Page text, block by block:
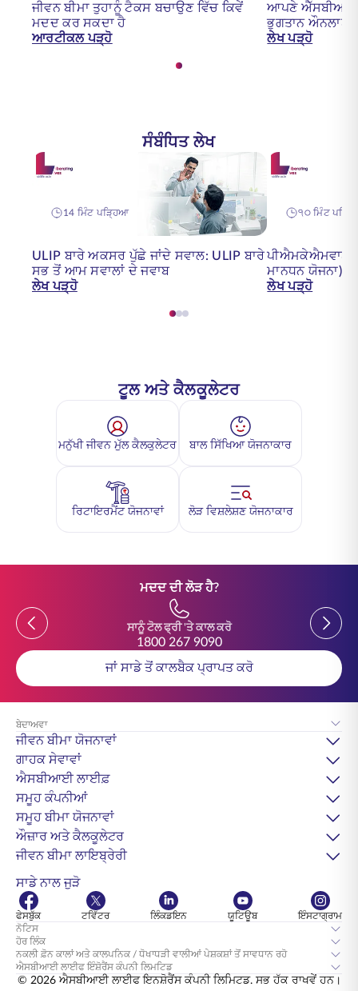
ਜੀਵਨ ਬੀਮਾ ਤੁਹਾਨੂੰ ਟੈਕਸ ਬਚਾਉਣ ਵਿੱਚ ਕਿਵੇਂ
ਮਦਦ ਕਰ ਸਕਦਾ ਹੈ
ਆਰਟੀਕਲ ਪੜ੍ਹੋ
ਆਪਣੇ ਐੱਸਬੀਆਈ
ਭੁਗਤਾਨ
ਲੇਖ ਪੜ੍ਹੋ
ਸੰਬੰਧਿਤ ਲੇਖ
14 ਮਿੰਟ ਪੜ੍ਹਿਆ
ULIP ਬਾਰੇ ਅਕਸਰ ਪੁੱਛੇ ਜਾਂਦੇ ਸਵਾਲ: ULIP ਬਾਰੇ
ਸਭ ਤੋਂ ਆਮ ਸਵਾਲਾਂ ਦੇ ਜਵਾਬ
ਲੇਖ ਪੜ੍ਹੋ
੧੦ ਮਿੰਟ
ਪੀਐਮਕੇਐਮਵਾਈ
ਮਾਨਧਨ ਯੋਜਨਾ) -
ਲੇਖ ਪੜ੍ਹੋ
ਟੂਲ ਅਤੇ ਕੈਲਕੂਲੇਟਰ
ਮਨੁੱਖੀ ਜੀਵਨ ਮੁੱਲ ਕੈਲਕੁਲੇਟਰ ਬਾਲ ਸਿੱਖਿਆ ਯੋਜਨਾਕਾਰ
ਰਿਟਾਇਰਮੈਂਟ ਯੋਜਨਾਵਾਂ ਲੋੜ ਵਿਸ਼ਲੇਸ਼ਣ ਯੋਜਨਾਕਾਰ
ਮਦਦ ਦੀ ਲੋੜ ਹੈ?
Previous
ਸਾਨੂੰ ਟੋਲ ਫ੍ਰੀ 'ਤੇ ਕਾਲ ਕਰੋ
1800 267 9090
Previous
ਜਾਂ ਸਾਡੇ ਤੋਂ ਕਾਲਬੈਕ ਪ੍ਰਾਪਤ ਕਰੋ
ਬੇਦਾਅਵਾ
ਜੀਵਨ ਬੀਮਾ ਯੋਜਨਾਵਾਂ
ਗਾਹਕ ਸੇਵਾਵਾਂ
ਐਸਬੀਆਈ ਲਾਈਫ਼
ਸਮੂਹ ਕੰਪਨੀਆਂ
ਸਮੂਹ ਬੀਮਾ ਯੋਜਨਾਵਾਂ
ਔਜ਼ਾਰ ਅਤੇ ਕੈਲਕੂਲੇਟਰ
ਜੀਵਨ ਬੀਮਾ ਲਾਇਬ੍ਰੇਰੀ
ਸਾਡੇ ਨਾਲ ਜੁੜੋ
ਫੇਸਬੁੱਕ ਟਵਿੱਟਰ ਲਿੰਕਡਇਨ ਯੂਟਿਊਬ
ਇੰਸਟਾਗ੍ਰਾਮ
ਨੋਟਿਸ
ਹੋਰ ਲਿੰਕ
ਨਕਲੀ ਫ਼ੋਨ ਕਾਲਾਂ ਅਤੇ ਕਾਲਪਨਿਕ / ਧੋਖਾਧੜੀ ਵਾਲੀਆਂ ਪੇਸ਼ਕਸ਼ਾਂ ਤੋਂ ਸਾਵਧਾਨ ਰਹੋ
ਐਸਬੀਆਈ ਲਾਈਫ ਇੰਸ਼ੋਰੈਂਸ ਕੰਪਨੀ ਲਿਮਟਿਡ
© 2026 ਐਸਬੀਆਈ ਲਾਈਫ ਇਨਸ਼ੋਰੈਂਸ ਕੰਪਨੀ ਲਿਮਿਟਡ. ਸਭ ਹੱਕ ਰਾਖਵੇਂ ਹਨ।